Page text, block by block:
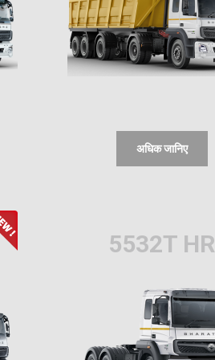
अधिक जानिए
5532T HR